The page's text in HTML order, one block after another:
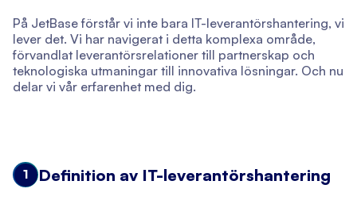
På JetBase förstår vi inte bara IT-leverantörshantering, vi
lever det. Vi har navigerat i detta komplexa område,
förvandlat leverantörsrelationer till partnerskap och
teknologiska utmaningar till innovativa lösningar. Och nu
delar vi vår erfarenhet med dig.
1 Definition av IT-leverantörshantering